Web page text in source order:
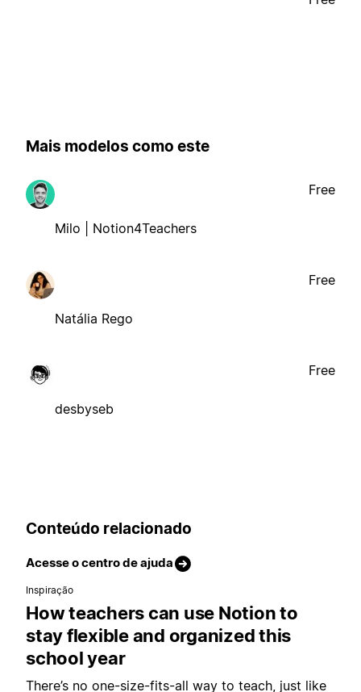
Mais modelos como este
Milo | Notion4Teachers
Free
Natália Rego
Free
desbyseb
Free
Conteúdo relacionado
Acesse o centro de ajuda
Inspiração
How teachers can use Notion to
stay flexible and organized this
school year
There’s no one-size-fits-all way to teach, just like